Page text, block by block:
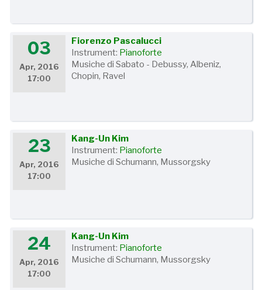
03
Apr, 2016
17:00
Fiorenzo Pascalucci
Instrument: Pianoforte
Musiche di Sabato - Debussy, Albeniz,
Chopin, Ravel
23
Apr, 2016
17:00
Kang-Un Kim
Instrument: Pianoforte
Musiche di Schumann, Mussorgsky
24
Apr, 2016
17:00
Kang-Un Kim
Instrument: Pianoforte
Musiche di Schumann, Mussorgsky